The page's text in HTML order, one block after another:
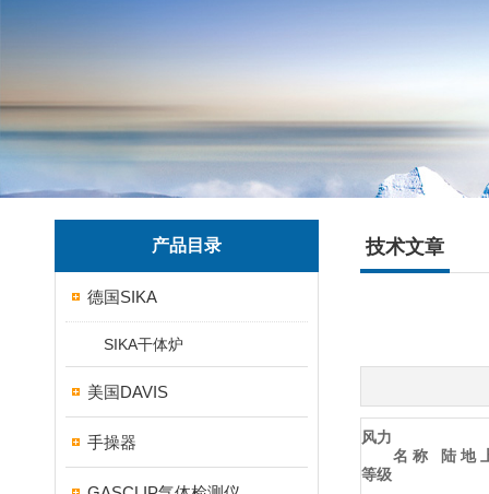
产品目录
德国SIKA
SIKA干体炉
美国DAVIS
手操器
技术文章
风力
等级
名 称 陆 地